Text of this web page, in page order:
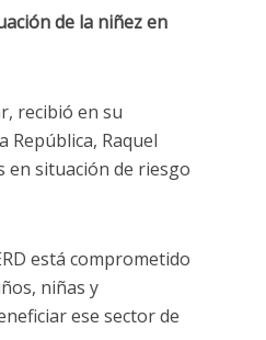
de la niñez en
recibió en su
República, Raquel
en situación de riesgo
está comprometido
niñas y
ese sector de